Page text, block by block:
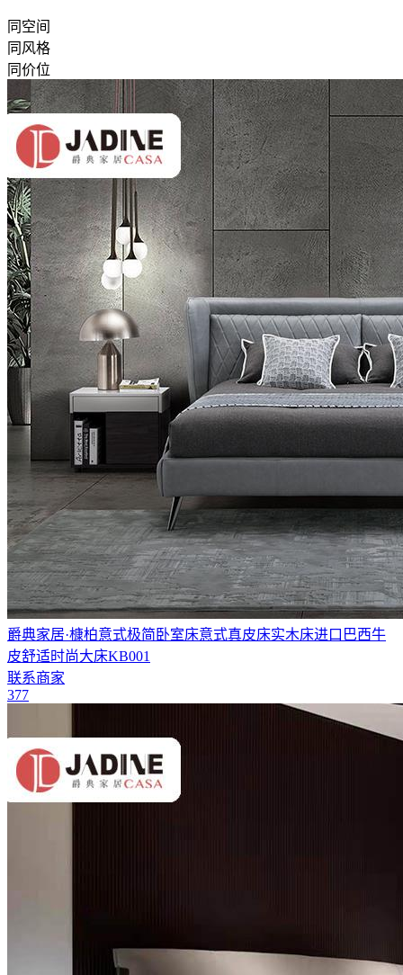
同空间
同风格
同价位
爵典家居·槺柏意式极简卧室床意式真皮床实木床进口巴西牛
皮舒适时尚大床KB001
联系商家
377